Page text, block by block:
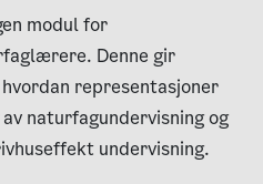
modul for
Denne gir
representasjoner
naturfagundervisning og
undervisning.